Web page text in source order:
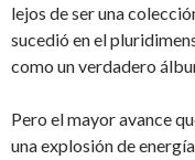
lejos de ser una
sucedió en el
como un verdadero
Pero el mayor avance
una explosión de